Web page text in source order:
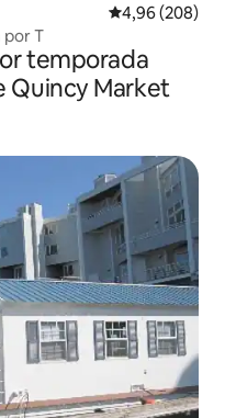
4,96 de uma
4,96 (208)
por T
temporada
Quincy Market